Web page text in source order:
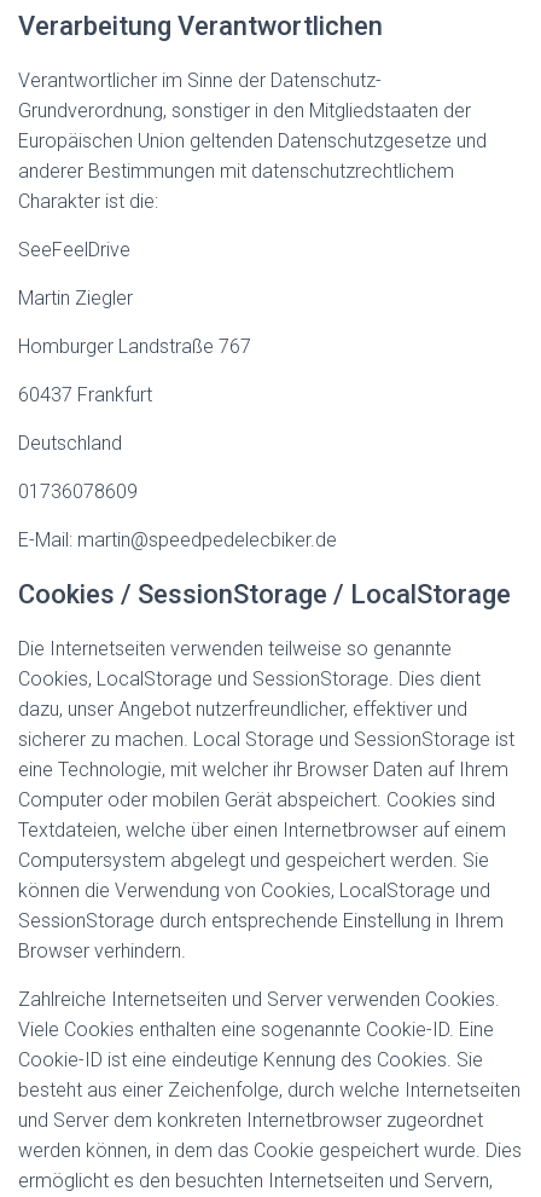
Verarbeitung Verantwortlichen
Verantwortlicher im Sinne der Datenschutz-
Grundverordnung, sonstiger in den Mitgliedstaaten der
Europäischen Union geltenden Datenschutzgesetze und
anderer Bestimmungen mit datenschutzrechtlichem
Charakter ist die:
SeeFeelDrive
Martin Ziegler
Homburger Landstraße 767
60437 Frankfurt
Deutschland
01736078609
E-Mail: martin@speedpedelecbiker.de
Cookies / SessionStorage / LocalStorage
Die Internetseiten verwenden teilweise so genannte
Cookies, LocalStorage und SessionStorage. Dies dient
dazu, unser Angebot nutzerfreundlicher, effektiver und
sicherer zu machen. Local Storage und SessionStorage ist
eine Technologie, mit welcher ihr Browser Daten auf Ihrem
Computer oder mobilen Gerät abspeichert. Cookies sind
Textdateien, welche über einen Internetbrowser auf einem
Computersystem abgelegt und gespeichert werden. Sie
können die Verwendung von Cookies, LocalStorage und
SessionStorage durch entsprechende Einstellung in Ihrem
Browser verhindern.
Zahlreiche Internetseiten und Server verwenden Cookies.
Viele Cookies enthalten eine sogenannte Cookie-ID. Eine
Cookie-ID ist eine eindeutige Kennung des Cookies. Sie
besteht aus einer Zeichenfolge, durch welche Internetseiten
und Server dem konkreten Internetbrowser zugeordnet
werden können, in dem das Cookie gespeichert wurde. Dies
ermöglicht es den besuchten Internetseiten und Servern,